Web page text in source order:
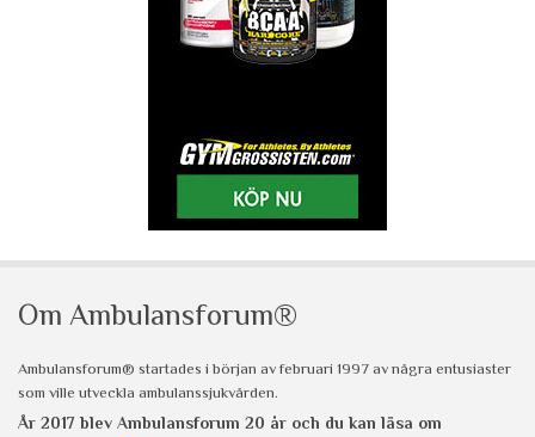
Om Ambulansforum®
Ambulansforum® startades i början av februari 1997 av några entusiaster
som ville utveckla ambulanssjukvården.
År 2017 blev Ambulansforum 20 år och du kan läsa om